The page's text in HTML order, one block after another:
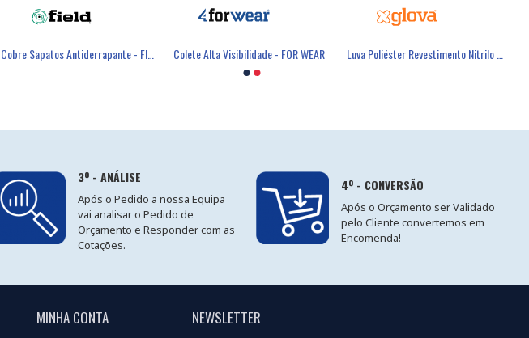
Cobre Sapatos Antiderrapante - FIELD Colete Alta Visibilidade - FOR WEAR Luva Poliéster Revestimento Nitrilo Cinzento - GLOVA
3º - ANÁLISE
Após o Pedido a nossa Equipa
vai analisar o Pedido de
Orçamento e Responder com as
Cotações.
4º - CONVERSÃO
Após o Orçamento ser Validado
pelo Cliente convertemos em
Encomenda!
MINHA CONTA NEWSLETTER